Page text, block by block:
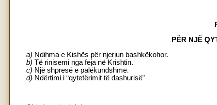
PËR NJË
a) Ndihma e Kishës për njeriun bashkëkohor.
b) Të rinisemi nga feja në Krishtin.
c) Një shpresë e palëkundshme.
d) Ndërtimi i “qytetërimit të dashurisë”